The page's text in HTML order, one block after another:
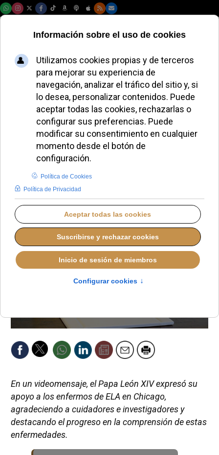
El Papa León XIV
anima a los
enfermos de ELA en
Chicago
ALMUDENA RODRIGO
PAPA LEÓN XIV
SÁBADO, 20 SEPTIEMBRE 2025 17:56
En un videomensaje, el Papa León XIV expresó su
apoyo a los enfermos de ELA en Chicago,
agradeciendo a cuidadores e investigadores y
destacando el progreso en la comprensión de estas
enfermedades.